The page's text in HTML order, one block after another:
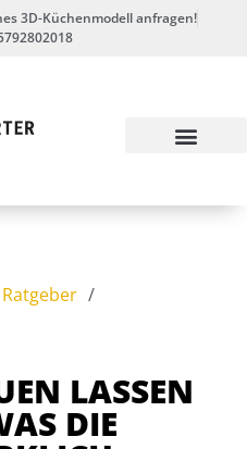
3D-Küchenmodell anfragen!
Ratgeber /
LASSEN
DIE